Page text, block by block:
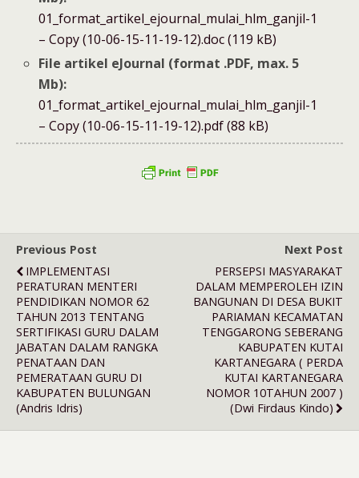
01_format_artikel_ejournal_mulai_hlm_ganjil-1
– Copy (10-06-15-11-19-12).doc (119 kB)
File artikel eJournal (format .PDF, max. 5
Mb):
01_format_artikel_ejournal_mulai_hlm_ganjil-1
– Copy (10-06-15-11-19-12).pdf (88 kB)
Previous Post
IMPLEMENTASI
PERATURAN MENTERI
PENDIDIKAN NOMOR 62
TAHUN 2013 TENTANG
SERTIFIKASI GURU DALAM
JABATAN DALAM RANGKA
PENATAAN DAN
PEMERATAAN GURU DI
KABUPATEN BULUNGAN
(Andris Idris)
Next Post
PERSEPSI MASYARAKAT
DALAM MEMPEROLEH IZIN
BANGUNAN DI DESA BUKIT
PARIAMAN KECAMATAN
TENGGARONG SEBERANG
KABUPATEN KUTAI
KARTANEGARA ( PERDA
KUTAI KARTANEGARA
NOMOR 10TAHUN 2007 )
(Dwi Firdaus Kindo)